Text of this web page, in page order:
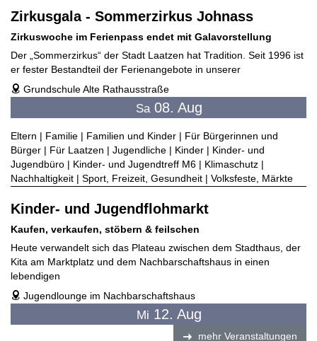
Zirkusgala - Sommerzirkus Johnass
Zirkuswoche im Ferienpass endet mit Galavorstellung
Der „Sommerzirkus“ der Stadt Laatzen hat Tradition. Seit 1996 ist
er fester Bestandteil der Ferienangebote in unserer
address Grundschule Alte Rathausstraße
Sa 08. Aug
Eltern | Familie | Familien und Kinder | Für Bürgerinnen und
Bürger | Für Laatzen | Jugendliche | Kinder | Kinder- und
Jugendbüro | Kinder- und Jugendtreff M6 | Klimaschutz |
Nachhaltigkeit | Sport, Freizeit, Gesundheit | Volksfeste, Märkte
Kinder- und Jugendflohmarkt
Kaufen, verkaufen, stöbern & feilschen
Heute verwandelt sich das Plateau zwischen dem Stadthaus, der
Kita am Marktplatz und dem Nachbarschaftshaus in einen
lebendigen
address Jugendlounge im Nachbarschaftshaus
Mi 12. Aug
mehr Veranstaltungen